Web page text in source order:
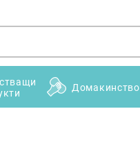
Домакинство